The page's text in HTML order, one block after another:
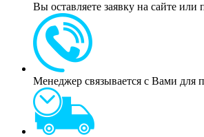
Вы оставляете заявку на сайте или
Менеджер связывается с Вами для